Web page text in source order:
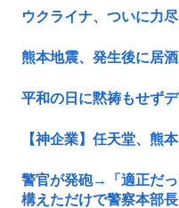
ウクライナ、ついに力
熊本地震、発生後に居
平和の日に黙祷もせず
【神企業】任天堂、熊
警官が発砲→「適正だ
構えただけで警察本部長